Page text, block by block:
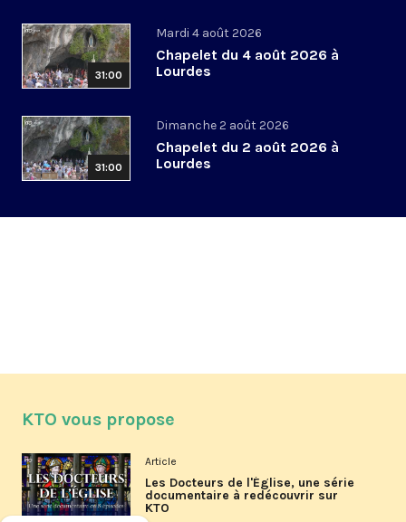
31:00
Mardi 4 août 2026
Chapelet du 4 août 2026 à
Lourdes
31:00
Dimanche 2 août 2026
Chapelet du 2 août 2026 à
Lourdes
KTO vous propose
Article
Les Docteurs de l'Église, une série
documentaire à redécouvrir sur
KTO